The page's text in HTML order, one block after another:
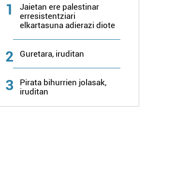
1
Jaietan ere palestinar
erresistentziari
elkartasuna adierazi diote
2 Guretara, iruditan
3
Pirata bihurrien jolasak,
iruditan